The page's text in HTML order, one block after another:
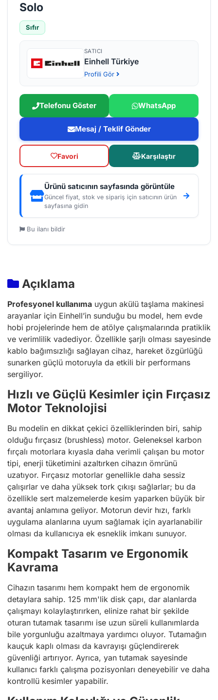
Solo
Sıfır
SATICI
Einhell Türkiye
Profili Gör
Telefonu Göster WhatsApp
Mesaj / Teklif Gönder
Favori Karşılaştır
Ürünü satıcının sayfasında görüntüle
Güncel fiyat, stok ve sipariş için satıcının ürün
sayfasına gidin
Bu ilanı bildir
Açıklama
Profesyonel kullanıma uygun akülü taşlama makinesi
arayanlar için Einhell’in sunduğu bu model, hem evde
hobi projelerinde hem de atölye çalışmalarında pratiklik
ve verimlilik vadediyor. Özellikle şarjlı olması sayesinde
kablo bağımsızlığı sağlayan cihaz, hareket özgürlüğü
sunarken güçlü motoruyla da etkili bir performans
sergiliyor.
Hızlı ve Güçlü Kesimler için Fırçasız
Motor Teknolojisi
Bu modelin en dikkat çekici özelliklerinden biri, sahip
olduğu fırçasız (brushless) motor. Geleneksel karbon
fırçalı motorlara kıyasla daha verimli çalışan bu motor
tipi, enerji tüketimini azaltırken cihazın ömrünü
uzatıyor. Fırçasız motorlar genellikle daha sessiz
çalışırlar ve daha yüksek tork çıkışı sağlarlar; bu da
özellikle sert malzemelerde kesim yaparken büyük bir
avantaj anlamına geliyor. Motorun devir hızı, farklı
uygulama alanlarına uyum sağlamak için ayarlanabilir
olması da kullanıcıya ek esneklik imkanı sunuyor.
Kompakt Tasarım ve Ergonomik
Kavrama
Cihazın tasarımı hem kompakt hem de ergonomik
detaylara sahip. 125 mm'lik disk çapı, dar alanlarda
çalışmayı kolaylaştırırken, elinize rahat bir şekilde
oturan tutamak tasarımı ise uzun süreli kullanımlarda
bile yorgunluğu azaltmaya yardımcı oluyor. Tutamağın
kauçuk kaplı olması da kavrayışı güçlendirerek
güvenliği artırıyor. Ayrıca, yan tutamak sayesinde
kullanıcı farklı çalışma pozisyonları deneyebilir ve daha
kontrollü kesimler yapabilir.